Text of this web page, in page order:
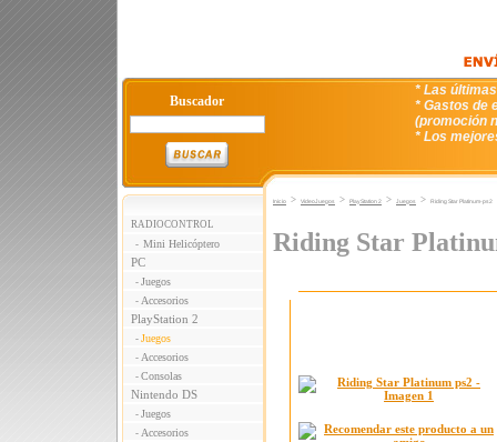
Buscador
* Las
* Gastos de
(promoción
* Los
RADIOCONTROL
- Mini Helicóptero
PC
- Juegos
- Accesorios
PlayStation 2
- Juegos
- Accesorios
- Consolas
Nintendo DS
- Juegos
- Accesorios
Inicio > VideoJuegos > PlayStation 2 > Juegos > Riding Star Platinum-ps2
Riding Star